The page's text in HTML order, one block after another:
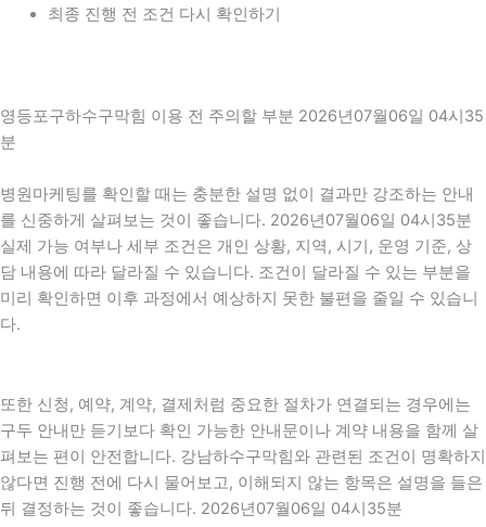
최종 진행 전 조건 다시 확인하기
영등포구하수구막힘 이용 전 주의할 부분 2026년07월06일 04시35
분
병원마케팅를 확인할 때는 충분한 설명 없이 결과만 강조하는 안내
를 신중하게 살펴보는 것이 좋습니다. 2026년07월06일 04시35분
실제 가능 여부나 세부 조건은 개인 상황, 지역, 시기, 운영 기준, 상
담 내용에 따라 달라질 수 있습니다. 조건이 달라질 수 있는 부분을
미리 확인하면 이후 과정에서 예상하지 못한 불편을 줄일 수 있습니
다.
또한 신청, 예약, 계약, 결제처럼 중요한 절차가 연결되는 경우에는
구두 안내만 듣기보다 확인 가능한 안내문이나 계약 내용을 함께 살
펴보는 편이 안전합니다. 강남하수구막힘와 관련된 조건이 명확하지
않다면 진행 전에 다시 물어보고, 이해되지 않는 항목은 설명을 들은
뒤 결정하는 것이 좋습니다. 2026년07월06일 04시35분